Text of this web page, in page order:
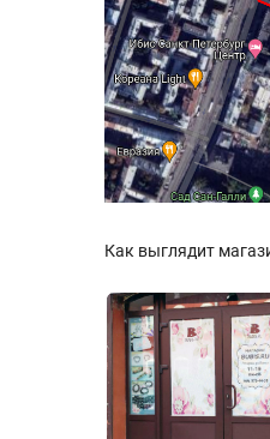
Как выглядит